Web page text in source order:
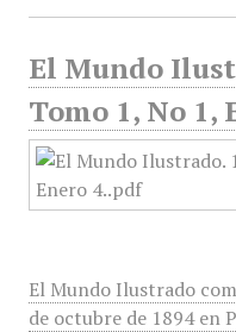
El Mundo
Tomo 1, No 1,
El Mundo Ilustrado
de octubre de 1894 en